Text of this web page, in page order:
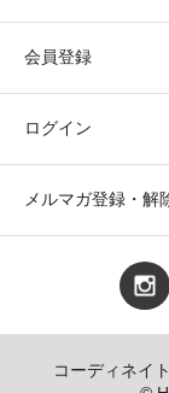
会員登録
ログイン
メルマガ登録・解
コーディネイ